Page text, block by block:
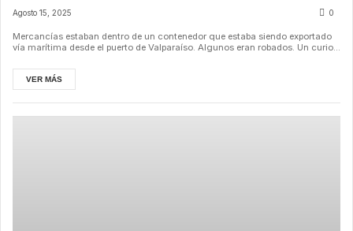
Agosto 15, 2025 0
Mercancías estaban dentro de un contenedor que estaba siendo exportado
vía marítima desde el puerto de Valparaíso. Algunos eran robados. Un curio...
VER MÁS